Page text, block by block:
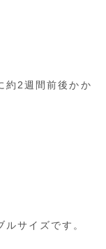
約2週間前後かか
サイズです。